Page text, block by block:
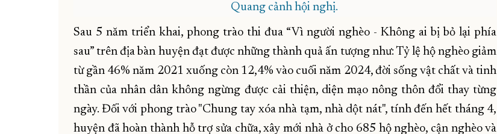
Quang cảnh hội nghị.
Sau 5 năm triển khai, phong trào thi đua “Vì người nghèo - Không ai bị bỏ lại phía
sau” trên địa bàn huyện đạt được những thành quả ấn tượng như: Tỷ lệ hộ nghèo giảm
từ gần 46% năm 2021 xuống còn 12,4% vào cuối năm 2024, đời sống vật chất và tinh
thần của nhân dân không ngừng được cải thiện, diện mạo nông thôn đổi thay từng
ngày. Đối với phong trào "Chung tay xóa nhà tạm, nhà dột nát", tính đến hết tháng 4,
huyện đã hoàn thành hỗ trợ sửa chữa, xây mới nhà ở cho 685 hộ nghèo, cận nghèo và